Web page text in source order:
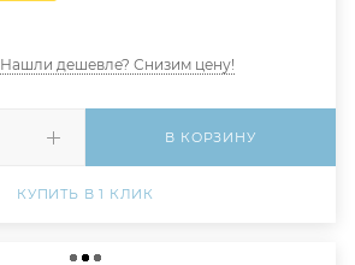
Нашли дешевле? Снизим цену!
В КОРЗИНУ
КУПИТЬ В 1 КЛИК